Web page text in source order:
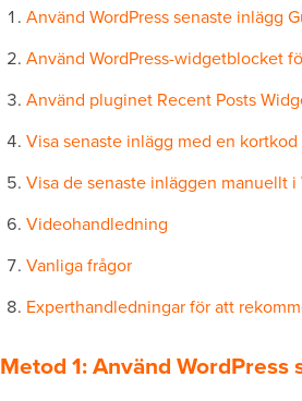
Använd WordPress senaste inlägg
Använd WordPress-widgetblocket
Använd pluginet Recent Posts
Visa senaste inlägg med en kortkod
Visa de senaste inläggen manuellt i
Videohandledning
Vanliga frågor
Experthandledningar för att
Metod 1: Använd